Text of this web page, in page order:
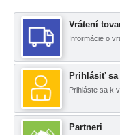
Vrátení
Informácie o
Prihlásiť sa
Prihláste sa k
Partneri